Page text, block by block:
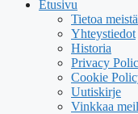
Etusivu
Tietoa meistä
Yhteystiedot
Historia
Privacy
Cookie
Uutiskirje
Vinkkaa